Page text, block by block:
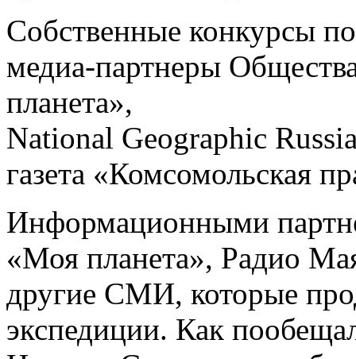
Собственные конкурсы
медиа-партнеры
планета»,
National Geographic
газета «Комсомольская
Информационными
«Моя планета», Радио
другие СМИ, которые
экспедиции. Как